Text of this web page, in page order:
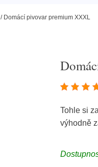
/ Domácí pivovar premium XXXL
Tohle si
výhodně